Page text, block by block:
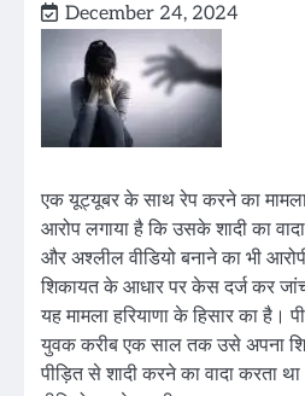
December 24, 2024
एक यूट्यूबर के साथ रेप करने का
आरोप लगाया है कि उसके शादी का
और अश्लील वीडियो बनाने का भी
शिकायत के आधार पर केस दर्ज कर
यह मामला हरियाणा के हिसार का है।
युवक करीब एक साल तक उसे अपना
पीड़ित से शादी करने का वादा करता